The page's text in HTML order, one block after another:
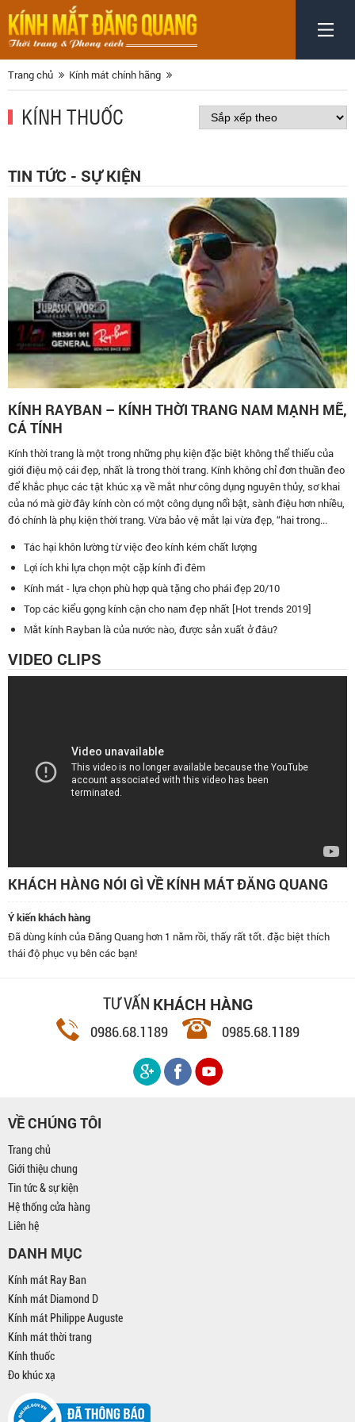
Trang chủ Kính mát chính hãng
KÍNH THUỐC
TIN TỨC - SỰ KIỆN
KÍNH RAYBAN – KÍNH THỜI TRANG NAM MẠNH MẼ,
CÁ TÍNH
Kính thời trang là một trong những phụ kiện đặc biệt không thể thiếu của
giới điệu mộ cái đẹp, nhất là trong thời trang. Kính không chỉ đơn thuần đeo
để khắc phục các tật khúc xạ về mắt như công dụng nguyên thủy, sơ khai
của nó mà giờ đây kính còn có một công dụng nổi bật, sành điệu hơn nhiều,
đó chính là phụ kiện thời trang. Vừa bảo vệ mắt lại vừa đẹp, “hai trong...
Tác hại khôn lường từ việc đeo kính kém chất lượng
Lợi ích khi lựa chọn một cặp kính đi đêm
Kính mát - lựa chọn phù hợp quà tặng cho phái đẹp 20/10
Top các kiểu gọng kính cận cho nam đẹp nhất [Hot trends 2019]
Mắt kính Rayban là của nước nào, được sản xuất ở đâu?
VIDEO CLIPS
KHÁCH HÀNG NÓI GÌ VỀ KÍNH MÁT ĐĂNG QUANG
Ý kiến khách hàng
Đã dùng kính của Đăng Quang hơn 1 năm rồi, thấy rất tốt. đặc biệt thích
thái độ phục vụ bên các bạn!
TƯ VẤN KHÁCH HÀNG
0986.68.1189 0985.68.1189
VỀ CHÚNG TÔI
Trang chủ
Giới thiệu chung
Tin tức & sự kiện
Hệ thống cửa hàng
Liên hệ
DANH MỤC
Kính mát Ray Ban
Kính mát Diamond D
Kính mát Philippe Auguste
Kính mát thời trang
Kính thuốc
Đo khúc xạ